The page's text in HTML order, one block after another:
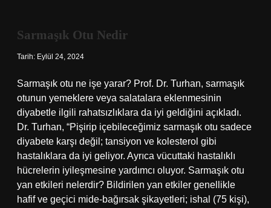
Sarmaşık Otu Nedir
Tarih: Eylül 24, 2024
Sarmaşık otu ne işe yarar? Prof. Dr. Turhan, sarmaşık
otunun yemeklere veya salatalara eklenmesinin
diyabetle ilgili rahatsızlıklara da iyi geldiğini açıkladı.
Dr. Turhan, “Pişirip içebileceğimiz sarmaşık otu sadece
diyabete karşı değil; tansiyon ve kolesterol gibi
hastalıklara da iyi geliyor. Ayrıca vücuttaki hastalıklı
hücrelerin iyileşmesine yardımcı oluyor. Sarmaşık otu
yan etkileri nelerdir? Bildirilen yan etkiler genellikle
hafif ve geçici mide-bağırsak şikayetleri; ishal (75 kişi),